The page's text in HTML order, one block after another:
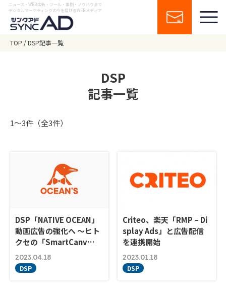
ニュース・WEB広告・ツール・事例・ノウハウまで
デジタルマーケティングの今を届けるWEBメディア
TOP DSP記事一覧
DSP
記事一覧
1〜3件（全3件）
DSP「NATIVE OCEAN」
動画広告の強化へ ～ヒト
クセの「SmartCanv…
2023.04.18
DSP
Criteo、楽天「RMP – Di
splay Ads」と広告配信
を連携開始
2023.01.18
DSP